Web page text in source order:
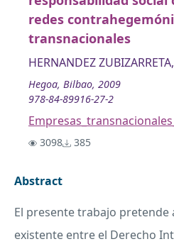
redes
transnacionales
HERNANDEZ
Hegoa, Bilbao, 2009
978-84-89916-27-2
3098 385
Abstract
El presente trabajo pretende
existente entre el Derecho